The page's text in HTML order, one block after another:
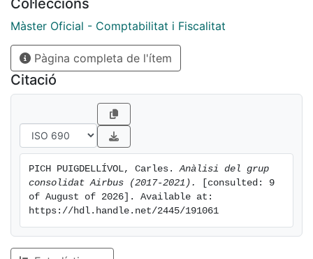
31/12/2021.
Col·leccions
Màster Oficial - Comptabilitat i Fiscalitat
Pàgina completa de l'ítem
Citació
PICH PUIGDELLÍVOL, Carles. Anàlisi del grup
consolidat Airbus (2017-2021).
[consulted: 9
of August of 2026]. Available at:
https://hdl.handle.net/2445/191061